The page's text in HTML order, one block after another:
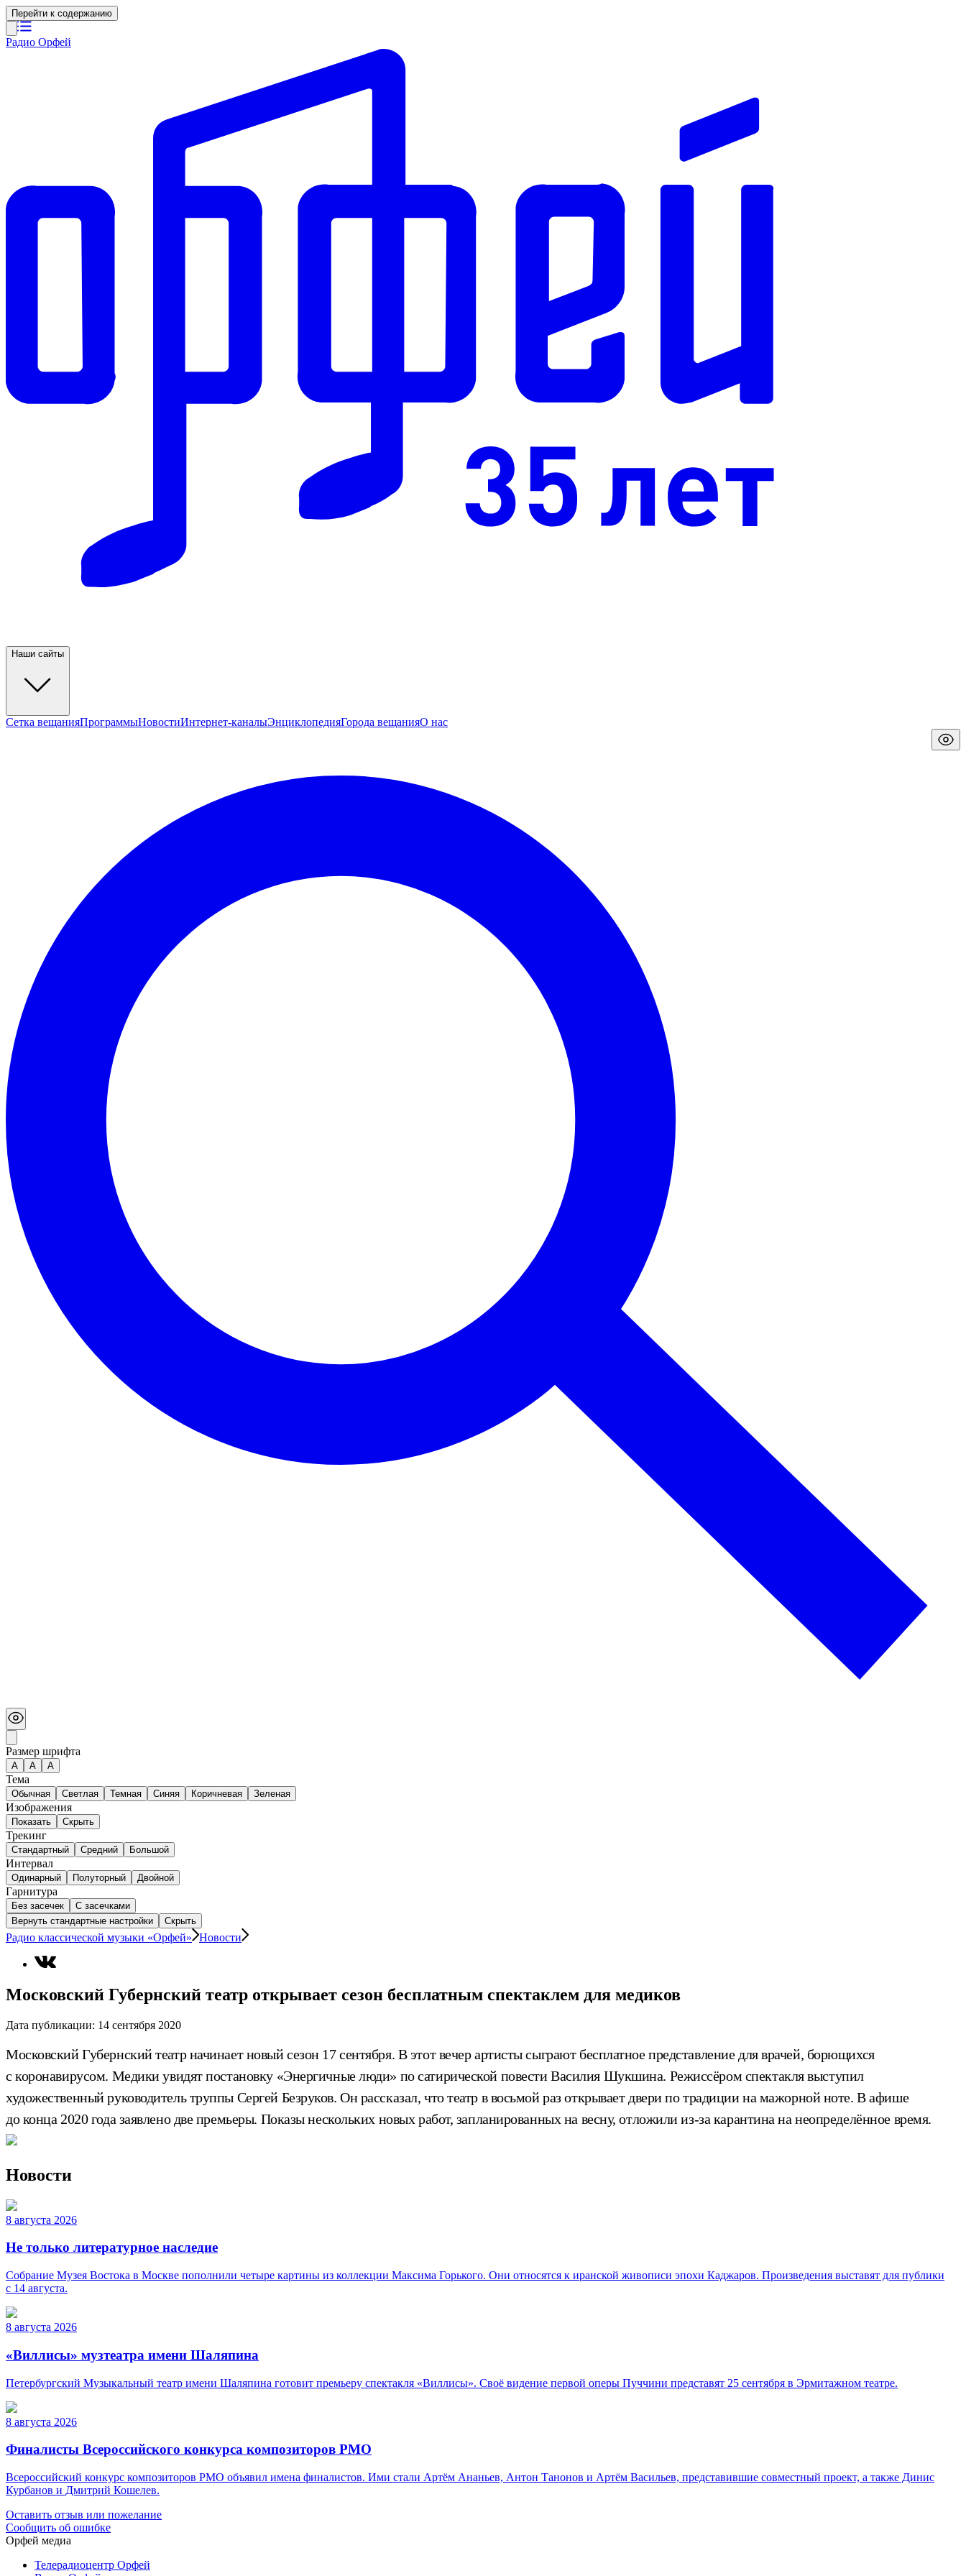
Перейти к содержанию
Радио Орфей
Наши сайты
Сетка вещанияПрограммыНовостиИнтернет-каналыЭнциклопедияГорода вещанияО нас
Размер шрифта
А A A
Тема
Обычная Светлая Темная Синяя Коричневая Зеленая
Изображения
Показать Скрыть
Трекинг
Стандартный Средний Большой
Интервал
Одинарный Полуторный Двойной
Гарнитура
Без засечек
С засечками
Вернуть стандартные настройки
Скрыть
Радио классической музыки «Орфей» Новости
Московский Губернский театр открывает сезон бесплатным спектаклем для медиков
Дата публикации: 14 сентября 2020
Московский Губернский театр начинает новый сезон 17 сентября. В этот вечер артисты сыграют бесплатное представление для врачей, борющихся
с коронавирусом. Медики увидят постановку «Энергичные люди» по сатирической повести Василия Шукшина. Режиссёром спектакля выступил
художественный руководитель труппы Сергей Безруков. Он рассказал, что театр в восьмой раз открывает двери по традиции на мажорной ноте. В афише
до конца 2020 года заявлено две премьеры. Показы нескольких новых работ, запланированных на весну, отложили из-за карантина на неопределённое время.
Новости
8 августа 2026
Не только литературное наследие
Собрание Музея Востока в Москве пополнили четыре картины из коллекции Максима Горького. Они относятся к иранской живописи эпохи Каджаров. Произведения выставят для публики
с 14 августа.
8 августа 2026
«Виллисы» музтеатра имени Шаляпина
Петербургский Музыкальный театр имени Шаляпина готовит премьеру спектакля «Виллисы». Своё видение первой оперы Пуччини представят 25 сентября в Эрмитажном театре.
8 августа 2026
Финалисты Всероссийского конкурса композиторов РМО
Всероссийский конкурс композиторов РМО объявил имена финалистов. Ими стали Артём Ананьев, Антон Танонов и Артём Васильев, представившие совместный проект, а также Динис
Курбанов и Дмитрий Кошелев.
Оставить отзыв или пожелание
Сообщить об ошибке
Орфей медиа
Телерадиоцентр Орфей